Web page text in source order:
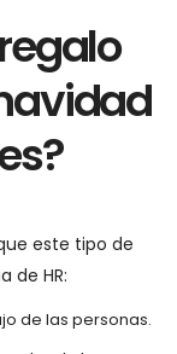
este tipo de
de HR:
de las personas.